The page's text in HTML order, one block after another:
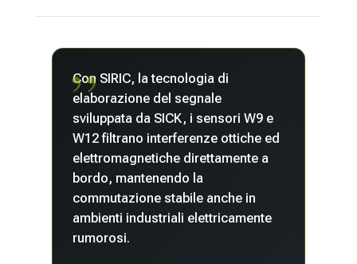
Con SIRIC, la tecnologia di
elaborazione del segnale
sviluppata da SICK, i sensori W9 e
W12 filtrano interferenze ottiche ed
elettromagnetiche direttamente a
bordo, mantenendo la
commutazione stabile anche in
ambienti industriali elettricamente
rumorosi.